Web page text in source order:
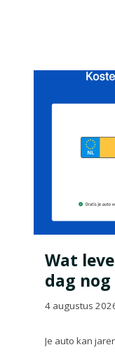
Wat
dag
4 augustus
Je auto kan